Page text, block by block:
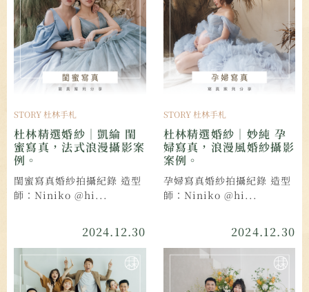
STORY 杜林手札
杜林精選婚紗｜凱綸 閨
蜜寫真，法式浪漫攝影案
例。
閨蜜寫真婚紗拍攝紀錄 造型
師：Niniko @hi...
STORY 杜林手札
杜林精選婚紗｜妙純 孕
婦寫真，浪漫風婚紗攝影
案例。
孕婦寫真婚紗拍攝紀錄 造型
師：Niniko @hi...
2024.12.30 2024.12.30